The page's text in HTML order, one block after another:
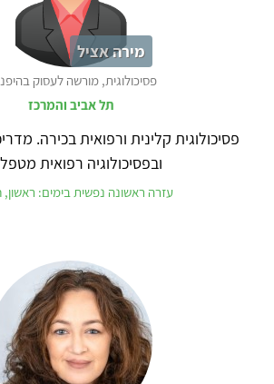
מירה אציל
פסיכולוגית, מורשה לעסוק
תל אביב והמרכז
פסיכולוגית קלינית ורפואית בכירה.
ובפסיכולוגיה רפואית
עזרה ראשונה נפשית בימים: ראשון,